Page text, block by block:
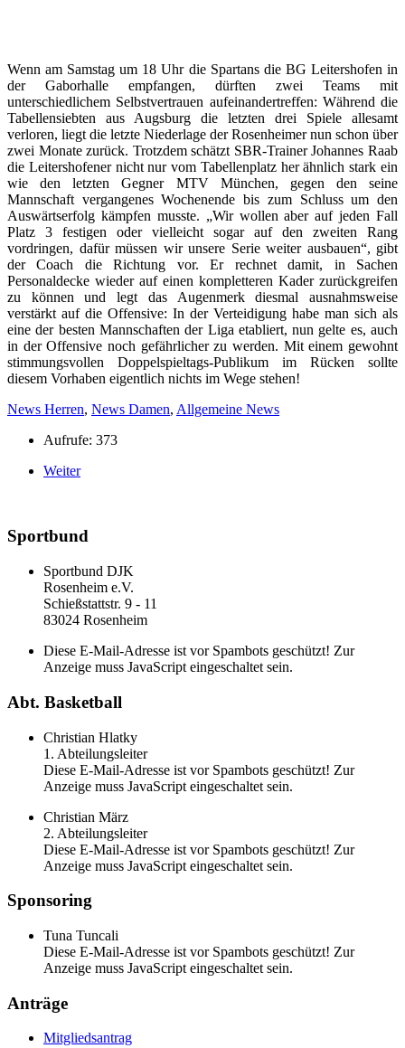
Wenn am Samstag um 18 Uhr die Spartans die BG Leitershofen in
der Gaborhalle empfangen, dürften zwei Teams mit
unterschiedlichem Selbstvertrauen aufeinandertreffen: Während die
Tabellensiebten aus Augsburg die letzten drei Spiele allesamt
verloren, liegt die letzte Niederlage der Rosenheimer nun schon über
zwei Monate zurück. Trotzdem schätzt SBR-Trainer Johannes Raab
die Leitershofener nicht nur vom Tabellenplatz her ähnlich stark ein
wie den letzten Gegner MTV München, gegen den seine
Mannschaft vergangenes Wochenende bis zum Schluss um den
Auswärtserfolg kämpfen musste. „Wir wollen aber auf jeden Fall
Platz 3 festigen oder vielleicht sogar auf den zweiten Rang
vordringen, dafür müssen wir unsere Serie weiter ausbauen“, gibt
der Coach die Richtung vor. Er rechnet damit, in Sachen
Personaldecke wieder auf einen kompletteren Kader zurückgreifen
zu können und legt das Augenmerk diesmal ausnahmsweise
verstärkt auf die Offensive: In der Verteidigung habe man sich als
eine der besten Mannschaften der Liga etabliert, nun gelte es, auch
in der Offensive noch gefährlicher zu werden. Mit einem gewohnt
stimmungsvollen Doppelspieltags-Publikum im Rücken sollte
diesem Vorhaben eigentlich nichts im Wege stehen!
News Herren, News Damen, Allgemeine News
Aufrufe: 373
Weiter
Sportbund
Sportbund DJK
Rosenheim e.V.
Schießstattstr. 9 - 11
83024 Rosenheim
Diese E-Mail-Adresse ist vor Spambots geschützt! Zur
Anzeige muss JavaScript eingeschaltet sein.
Abt. Basketball
Christian Hlatky
1. Abteilungsleiter
Diese E-Mail-Adresse ist vor Spambots geschützt! Zur
Anzeige muss JavaScript eingeschaltet sein.
Christian März
2. Abteilungsleiter
Diese E-Mail-Adresse ist vor Spambots geschützt! Zur
Anzeige muss JavaScript eingeschaltet sein.
Sponsoring
Tuna Tuncali
Diese E-Mail-Adresse ist vor Spambots geschützt! Zur
Anzeige muss JavaScript eingeschaltet sein.
Anträge
Mitgliedsantrag